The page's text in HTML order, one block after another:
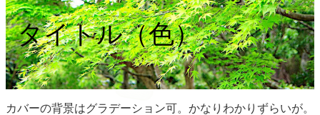
タイトル（色）
カバーの背景はグラデーション可。かなりわかりずらいが。